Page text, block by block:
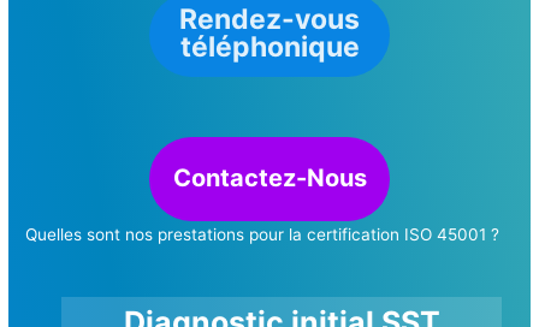
Rendez-vous
téléphonique
Contactez-Nous
Quelles sont nos prestations pour la certification ISO 45001 ?